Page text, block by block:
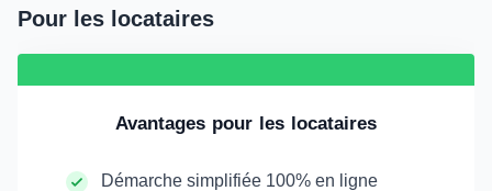
Pour les locataires
Avantages pour les locataires
Démarche simplifiée 100% en ligne